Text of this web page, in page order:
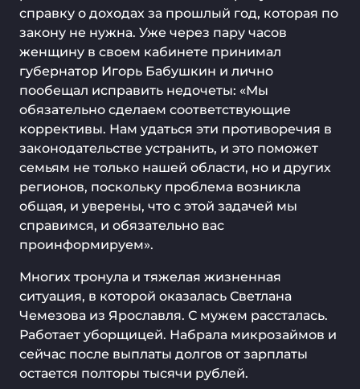
справку о доходах за прошлый год, которая по
закону не нужна. Уже через пару часов
женщину в своем кабинете принимал
губернатор Игорь Бабушкин и лично
пообещал исправить недочеты: «Мы
обязательно сделаем соответствующие
коррективы. Нам удаться эти противоречия в
законодательстве устранить, и это поможет
семьям не только нашей области, но и других
регионов, поскольку проблема возникла
общая, и уверены, что с этой задачей мы
справимся, и обязательно вас
проинформируем».
Многих тронула и тяжелая жизненная
ситуация, в которой оказалась Светлана
Чемезова из Ярославля. С мужем рассталась.
Работает уборщицей. Набрала микрозаймов и
сейчас после выплаты долгов от зарплаты
остается полторы тысячи рублей.